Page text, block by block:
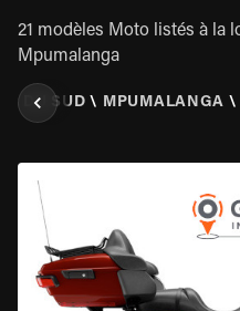
21 modèles Moto listés à la
Mpumalanga
DU SUD \ MPUMALANGA \